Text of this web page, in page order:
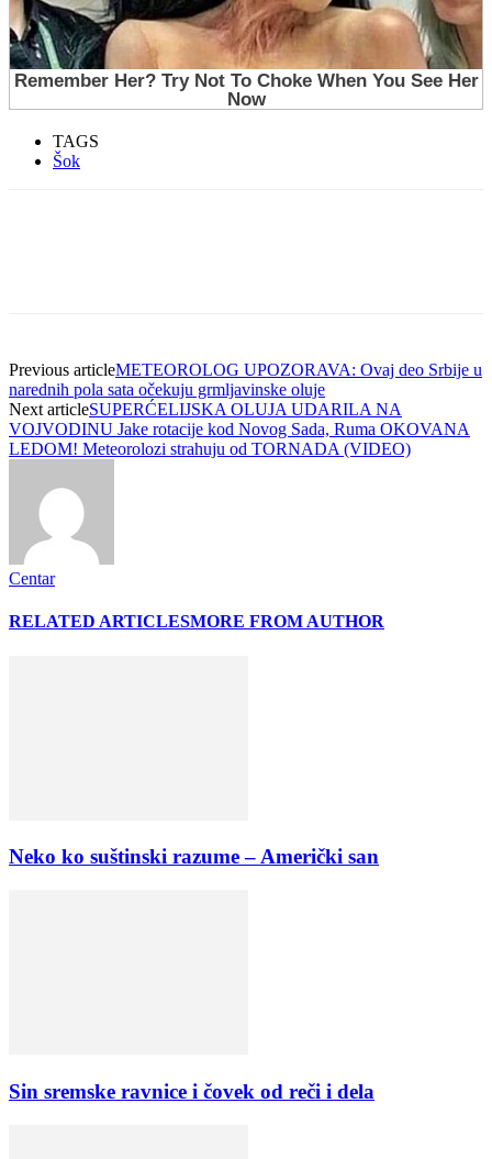
TAGS
Šok
Previous articleMETEOROLOG UPOZORAVA: Ovaj deo Srbije u
narednih pola sata očekuju grmljavinske oluje
Next articleSUPERĆELIJSKA OLUJA UDARILA NA
VOJVODINU Jake rotacije kod Novog Sada, Ruma OKOVANA
LEDOM! Meteorolozi strahuju od TORNADA (VIDEO)
Centar
RELATED ARTICLESMORE FROM AUTHOR
Neko ko suštinski razume – Američki san
Sin sremske ravnice i čovek od reči i dela